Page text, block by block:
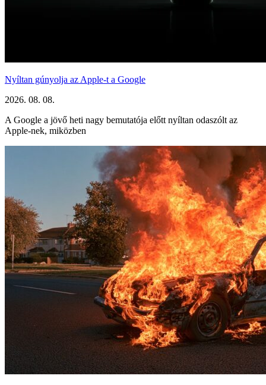
Nyíltan gúnyolja az Apple-t a Google
2026. 08. 08.
A Google a jövő heti nagy bemutatója előtt nyíltan odaszólt az
Apple-nek, miközben